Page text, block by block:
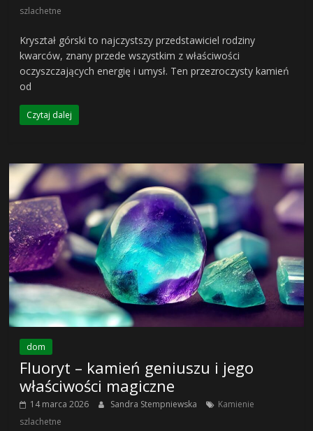
szlachetne
Kryształ górski to najczystszy przedstawiciel rodziny
kwarców, znany przede wszystkim z właściwości
oczyszczających energię i umysł. Ten przezroczysty kamień
od
Czytaj dalej
dom
Fluoryt – kamień geniuszu i jego
właściwości magiczne
14 marca 2026 Sandra Stempniewska
Kamienie
szlachetne